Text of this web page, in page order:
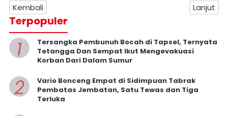
Kembali Lanjut
Terpopuler
1
Tersangka Pembunuh Bocah di Tapsel, Ternyata
Tetangga Dan Sempat Ikut Mengevakuasi
Korban Dari Dalam Sumur
2
Vario Bonceng Empat di Sidimpuan Tabrak
Pembatas Jembatan, Satu Tewas dan Tiga
Terluka